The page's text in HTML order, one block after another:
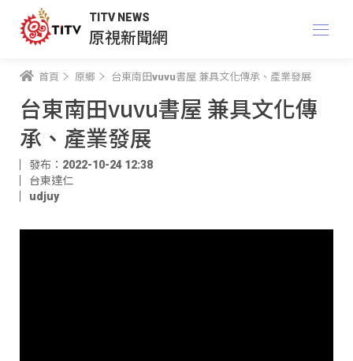
TITV NEWS
原視新聞網
首頁 原鄉 台東南田vuvu書屋 兼具文化傳承、產業發展
台東南田vuvu書屋 兼具文化傳
承、產業發展
發布：2022-10-24 12:38
台東達仁
udjuy